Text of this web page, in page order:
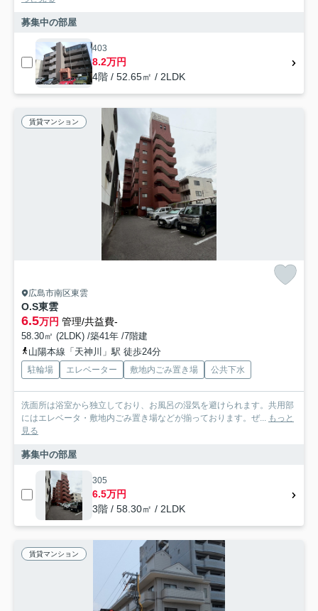
募集中の部屋
403
8.2万円
4階 / 52.65㎡ / 2LDK
賃貸マンション
広島市南区東雲
O.S東雲
6.5万円 管理/共益費-
58.30㎡ (2LDK) /築41年 /7階建
山陽本線「天神川」駅 徒歩24分
駐輪場 エレベーター 敷地内ごみ置き場 公共下水
洗面所は浴室から独立しており、お風呂の湿気を避けられます。共用部
にはエレベータ・敷地内ごみ置き場などが揃っております。ぜ... もっと
見る
募集中の部屋
305
6.5万円
3階 / 58.30㎡ / 2LDK
賃貸マンション